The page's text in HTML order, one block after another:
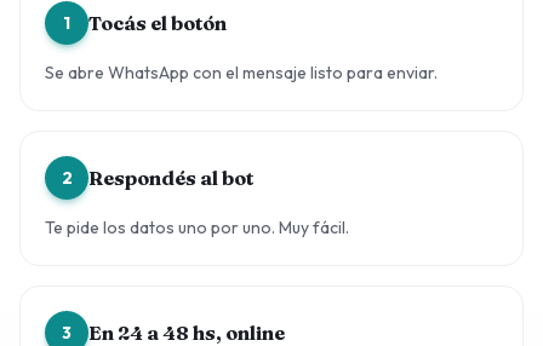
1 Tocás el botón
Se abre WhatsApp con el mensaje listo para enviar.
2 Respondés al bot
Te pide los datos uno por uno. Muy fácil.
3 En 24 a 48 hs, online